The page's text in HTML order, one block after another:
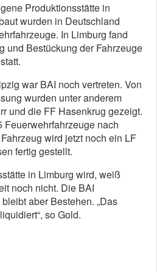
Produktionsstätte in
wurden in Deutschland
In Limburg fand
und Bestückung der Fahrzeuge
war BAI noch vertreten. Von
wurden unter anderem
und die FF Hasenkrug gezeigt.
Feuerwehrfahrzeuge nach
wird jetzt noch ein LF
fertig gestellt.
in Limburg wird, weiß
noch nicht. Die BAI
aber Bestehen. „Das
so Gold.